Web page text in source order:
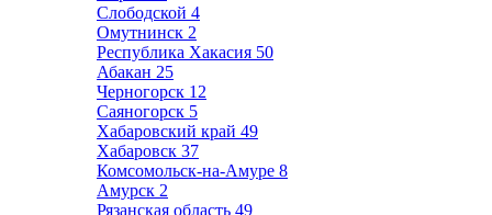
Слободской 4
Омутнинск 2
Республика Хакасия 50
Абакан 25
Черногорск 12
Саяногорск 5
Хабаровский край 49
Хабаровск 37
Комсомольск-на-Амуре 8
Амурск 2
Рязанская область 49